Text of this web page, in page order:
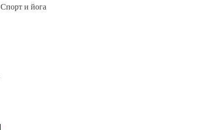
Спорт и йога